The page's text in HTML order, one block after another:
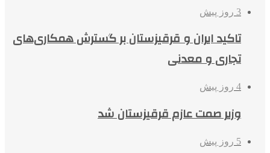
3 روز پیش
تاکید ایران و قرقیزستان بر گسترش همکاری‌های
تجاری و معدنی
4 روز پیش
وزیر صمت عازم قرقیزستان شد
5 روز پیش